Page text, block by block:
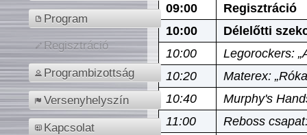
Program
Regisztráció
Programbizottság
Versenyhelyszín
Kapcsolat
09:00
Regisztráció
10:00
Délelőtti
10:00
Legorockers:
10:20
Materex:
10:40
Murphy's
11:00
Reboss